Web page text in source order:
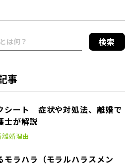
検索
事
シート｜症状や対処法、離婚で
士が解説
離婚理由
モラハラ（モラルハラスメン